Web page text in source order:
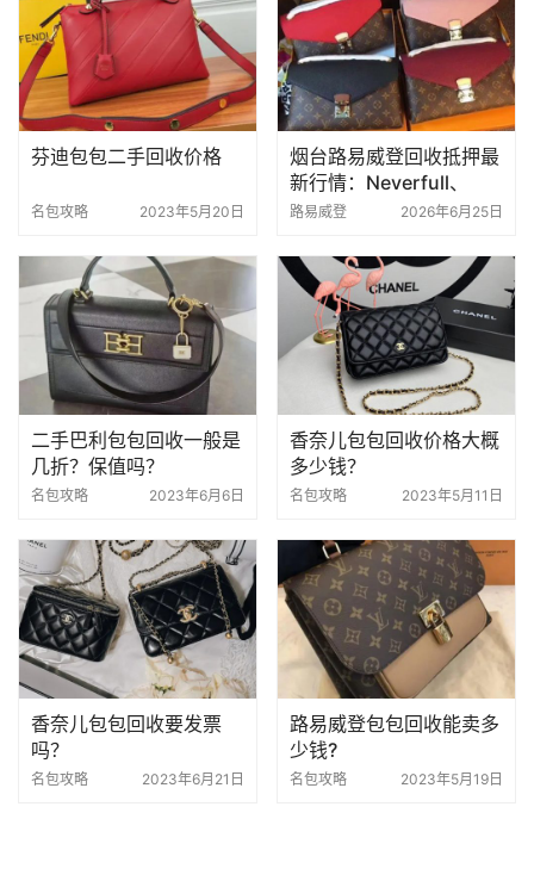
芬迪包包二手回收价格
名包攻略 2023年5月20日
烟台路易威登回收抵押最
新行情：Neverfull、
Speedy、老花款还值钱
路易威登 2026年6月25日
二手巴利包包回收一般是
几折？保值吗？
名包攻略 2023年6月6日
香奈儿包包回收价格大概
多少钱？
名包攻略 2023年5月11日
香奈儿包包回收要发票
吗？
名包攻略 2023年6月21日
路易威登包包回收能卖多
少钱?
名包攻略 2023年5月19日